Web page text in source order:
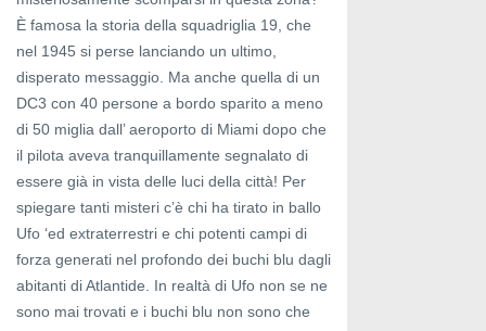
È famosa la storia della squadriglia 19, che
nel 1945 si perse lanciando un ultimo,
disperato messaggio. Ma anche quella di un
DC3 con 40 persone a bordo sparito a meno
di 50 miglia dall’ aeroporto di Miami dopo che
il pilota aveva tranquillamente segnalato di
essere già in vista delle luci della città! Per
spiegare tanti misteri c’è chi ha tirato in ballo
Ufo ‘ed extraterrestri e chi potenti campi di
forza generati nel profondo dei buchi blu dagli
abitanti di Atlantide. In realtà di Ufo non se ne
sono mai trovati e i buchi blu non sono che